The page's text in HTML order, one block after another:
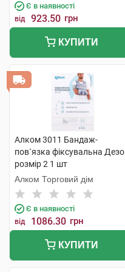
Є в наявності
від 923.50 грн
КУПИТИ
Алком 3011 Бандаж-
пов`язка фіксувальна Дезо
розмір 2 1 шт
Алком Торговий дім
Є в наявності
від 1086.30 грн
КУПИТИ